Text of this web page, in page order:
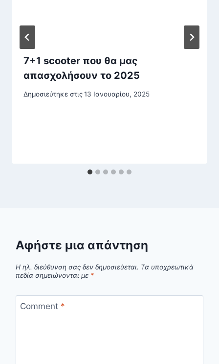
7+1 scooter που θα μας
απασχολήσουν το 2025
Δημοσιεύτηκε στις13 Ιανουαρίου, 2025
Αφήστε μια απάντηση
Η ηλ. διεύθυνση σας δεν δημοσιεύεται. Τα υποχρεωτικά
πεδία σημειώνονται με *
Comment *